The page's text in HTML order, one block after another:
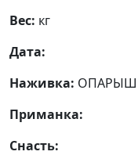
Вес: кг
Дата:
Наживка: ОПАРЫШ
Приманка:
Снасть: